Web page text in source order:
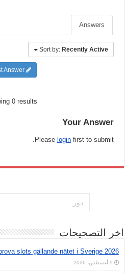
Answers
Sort by: Recently Active
0 results
Your Answer
Please loginfirst to submit.
اخر التصحيحات
slots gällande nätet i Sverige 2026
9 أغسطس، 2026